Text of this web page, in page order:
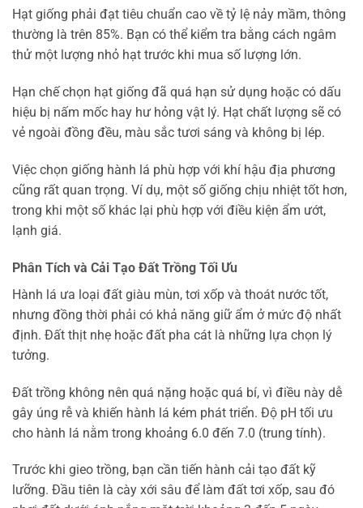
Hạt giống phải đạt tiêu chuẩn cao về tỷ lệ nảy mầm, thông
thường là trên 85%. Bạn có thể kiểm tra bằng cách ngâm
thử một lượng nhỏ hạt trước khi mua số lượng lớn.
Hạn chế chọn hạt giống đã quá hạn sử dụng hoặc có dấu
hiệu bị nấm mốc hay hư hỏng vật lý. Hạt chất lượng sẽ có
vẻ ngoài đồng đều, màu sắc tươi sáng và không bị lép.
Việc chọn giống hành lá phù hợp với khí hậu địa phương
cũng rất quan trọng. Ví dụ, một số giống chịu nhiệt tốt hơn,
trong khi một số khác lại phù hợp với điều kiện ẩm ướt,
lạnh giá.
Phân Tích và Cải Tạo Đất Trồng Tối Ưu
Hành lá ưa loại đất giàu mùn, tơi xốp và thoát nước tốt,
nhưng đồng thời phải có khả năng giữ ẩm ở mức độ nhất
định. Đất thịt nhẹ hoặc đất pha cát là những lựa chọn lý
tưởng.
Đất trồng không nên quá nặng hoặc quá bí, vì điều này dễ
gây úng rễ và khiến hành lá kém phát triển. Độ pH tối ưu
cho hành lá nằm trong khoảng 6.0 đến 7.0 (trung tính).
Trước khi gieo trồng, bạn cần tiến hành cải tạo đất kỹ
lưỡng. Đầu tiên là cày xới sâu để làm đất tơi xốp, sau đó